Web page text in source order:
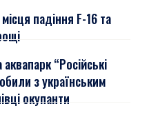
падіння F-16 та
“Російські
з українським
окупанти